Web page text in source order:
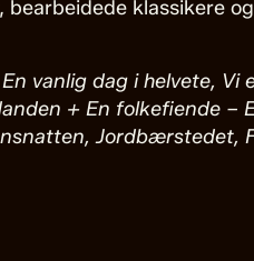
klassikere
vanlig dag i helvete,
+ En folkefiende –
Jordbærstedet,